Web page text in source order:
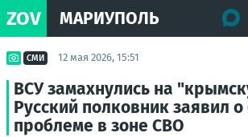
ZOV МАРИУПОЛЬ
СМИ 12 мая 2026, 15:51
ВСУ замахнулись на
Русский полковник заявил
проблеме в зоне СВО